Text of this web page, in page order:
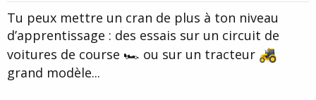
e
Tu peux mettre un cran de plus à ton niveau
d’apprentissage : des essais sur un circuit de
voitures de course 🏎 ou sur un tracteur
grand modèle...